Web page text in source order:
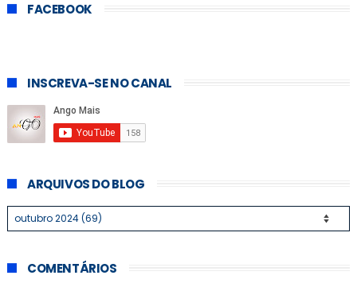
FACEBOOK
INSCREVA-SE NO CANAL
ARQUIVOS DO BLOG
COMENTÁRIOS